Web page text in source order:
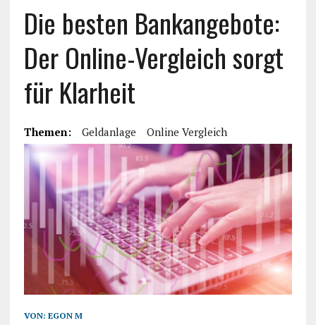
Die besten Bankangebote:
Der Online-Vergleich sorgt
für Klarheit
Themen: Geldanlage Online Vergleich
VON: EGON M